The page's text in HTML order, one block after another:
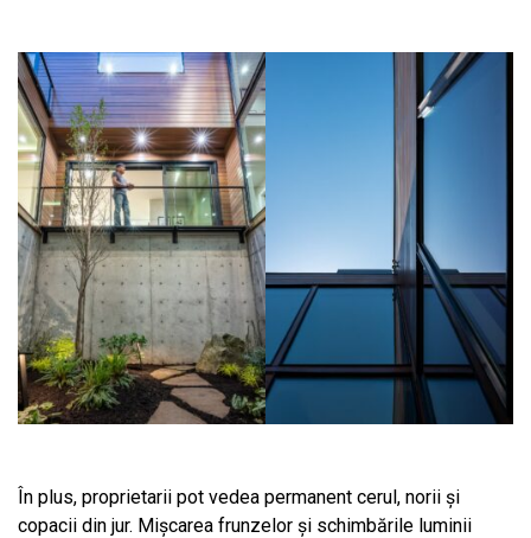
În plus, proprietarii pot vedea permanent cerul, norii și
copacii din jur. Mișcarea frunzelor și schimbările luminii